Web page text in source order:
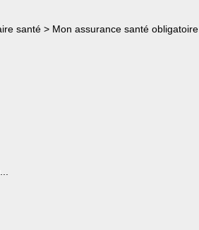
santé > Mon assurance santé obligatoire